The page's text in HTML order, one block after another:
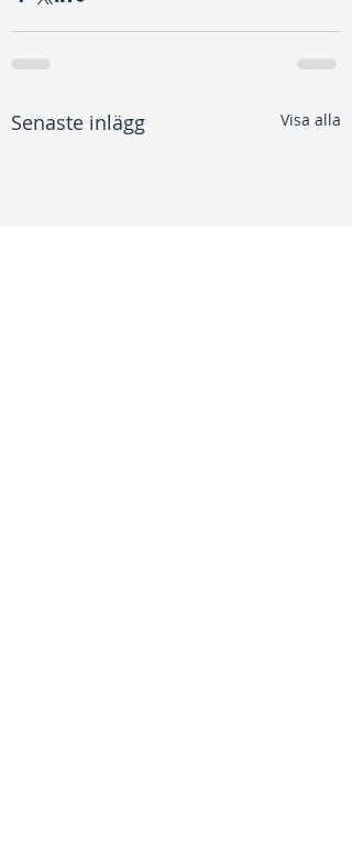
Senaste inlägg Visa alla